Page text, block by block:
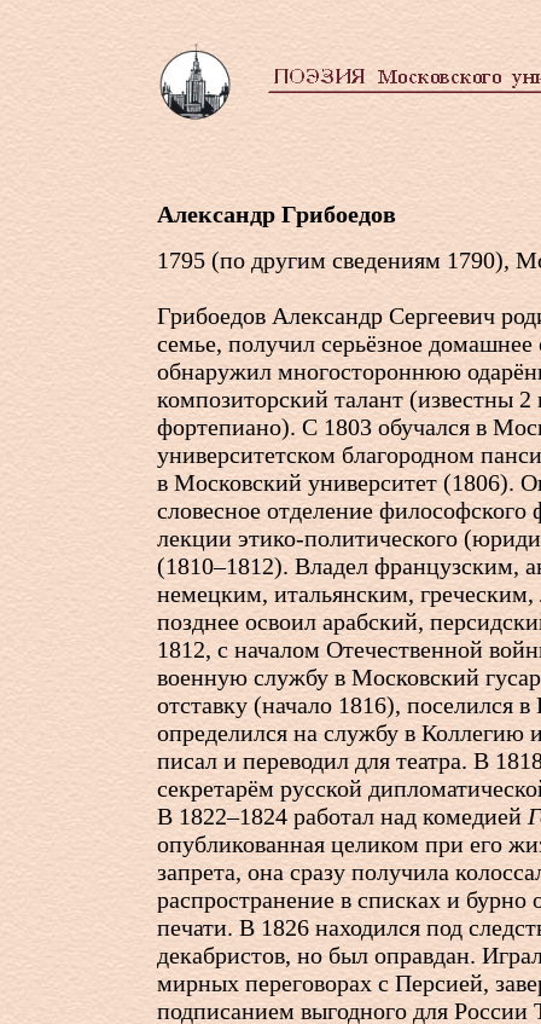
Александр Грибоедов
1795 (по другим сведениям 1790),
Грибоедов Александр Сергеевич
семье, получил серьёзное домашнее
обнаружил многостороннюю
композиторский талант (известны 2
фортепиано). С 1803 обучался в
университетском благородном
в Московский университет (1806).
словесное отделение философского
лекции этико-политического
(1810–1812). Владел французским,
немецким, итальянским,
позднее освоил арабский,
1812, с началом Отечественной
военную службу в Московский
отставку (начало 1816), поселился в
определился на службу в Коллегию
писал и переводил для театра. В
секретарём русской
В 1822–1824 работал над комедией
опубликованная целиком при его
запрета, она сразу получила
распространение в списках и бурно
печати. В 1826 находился под
декабристов, но был оправдан.
мирных переговорах с Персией,
подписанием выгодного для России